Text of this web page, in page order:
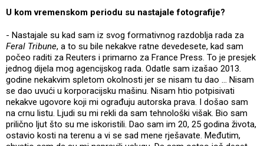
U kom vremenskom periodu su nastajale fotografije?
- Nastajale su kad sam iz svog formativnog razdoblja rada za
Feral Tribune, a to su bile nekakve ratne devedesete, kad sam
počeo raditi za Reuters i primarno za France Press. To je presjek
jednog dijela mog agencijskog rada. Odatle sam izašao 2013.
godine nekakvim spletom okolnosti jer se nisam tu dao … Nisam
se dao uvući u korporacijsku mašinu. Nisam htio potpisivati
nekakve ugovore koji mi ograđuju autorska prava. I došao sam
na crnu listu. Ljudi su mi rekli da sam tehnološki višak. Bio sam
prilično ljut što su me iskoristili. Dao sam im 20, 25 godina života,
ostavio kosti na terenu a vi se sad mene rješavate. Međutim,